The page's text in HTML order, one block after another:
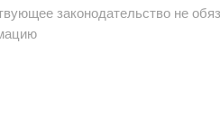
законодательство не